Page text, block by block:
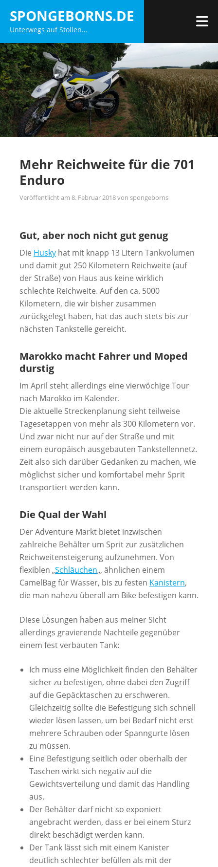
Inhalt
springen
SPONGEBORNS.DE
Unterwegs auf Stollen…
Mehr Reichweite für die 701
Enduro
Veröffentlicht am 8. Februar 2018von spongeborns
Gut, aber noch nicht gut genug
Die Husky hat mit knapp 13 Litern Tankvolumen
und damit gut 250 Kilometern Reichweite (auf
der Straße) von Haus aus keine wirklich
schlechte Reichweite. Auf den ca. 5000
Kilometern, die wir bisher zusammen
zurückgelegt haben, hat das auch stets bis zur
nächsten Tankstelle gereicht.
Marokko macht Fahrer und Moped
durstig
Im April steht allerdings eine vierwöchige Tour
nach Marokko im Kalender.
Die aktuelle Streckenplanung sieht teilweise
Tagesetappen von mehr als 300 Kilometern vor.
Und zwar nicht nur auf der Straße und mit
einem europäisch ausgebauten Tankstellennetz.
Zeit also sich darüber Gedanken zu machen, wie
möglichst sicher und komfortabel mehr Sprit
transportiert werden kann.
Die Qual der Wahl
Der Adventure Markt bietet inzwischen
zahlreiche Behälter um Sprit zur zusätzlichen
Reichweitensteigerung aufzunehmen. Von
flexiblen „Schläuchen„, ähnlichen einem
CamelBag für Wasser, bis zu festen Kanistern,
die man nahezu überall am Bike befestigen kann.
Diese Lösungen haben aus meiner Sicht
allerdings gravierende Nachteile gegenüber
einem fest verbauten Tank:
Ich muss eine Möglichkeit finden den Behälter
sicher zu befestigen, ohne dabei den Zugriff
auf die Gepäcktaschen zu erschweren.
Gleichzeitig sollte die Befestigung sich schnell
wieder lösen lassen, um bei Bedarf nicht erst
mehrere Schrauben oder Spanngurte lösen
zu müssen.
Eine Befestigung seitlich oder oberhalb der
Taschen wirkt sich negativ auf die
Gewichtsverteilung und damit das Handling
aus.
Der Behälter darf nicht so exponiert
angebracht werden, dass er bei einem Sturz
direkt beschädigt werden kann.
Der Tank lässt sich mit einem Kanister
deutlich schlechter befüllen als mit der